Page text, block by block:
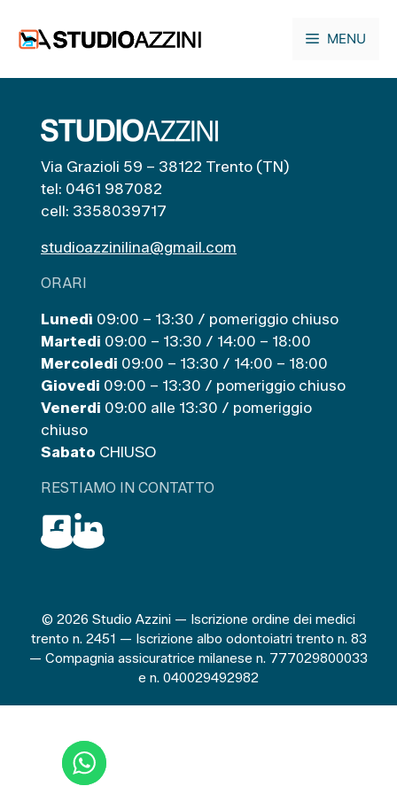
contenuto
MENU
Via Grazioli 59 – 38122 Trento (TN)
tel: 0461 987082
cell: 3358039717
studioazzinilina@gmail.com
ORARI
Lunedì 09:00 – 13:30 / pomeriggio chiuso
Martedi 09:00 – 13:30 / 14:00 – 18:00
Mercoledi 09:00 – 13:30 / 14:00 – 18:00
Giovedi 09:00 – 13:30 / pomeriggio chiuso
Venerdi 09:00 alle 13:30 / pomeriggio
chiuso
Sabato CHIUSO
RESTIAMO IN CONTATTO
© 2026 Studio Azzini — Iscrizione ordine dei medici
trento n. 2451 — Iscrizione albo odontoiatri trento n. 83
— Compagnia assicuratrice milanese n. 777029800033
e n. 040029492982